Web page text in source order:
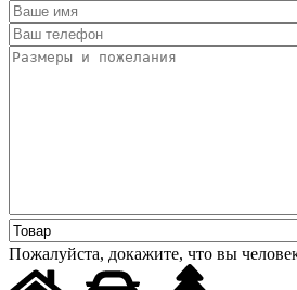
Пожалуйста, докажите, что вы